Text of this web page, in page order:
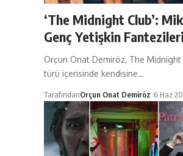
‘The Midnight Club’:
Genç Yetişkin Fantezileri
Orçun Onat Demiröz, The
türü içerisinde kendisine…
TarafındanOrçun Onat Demiröz 6 Haz